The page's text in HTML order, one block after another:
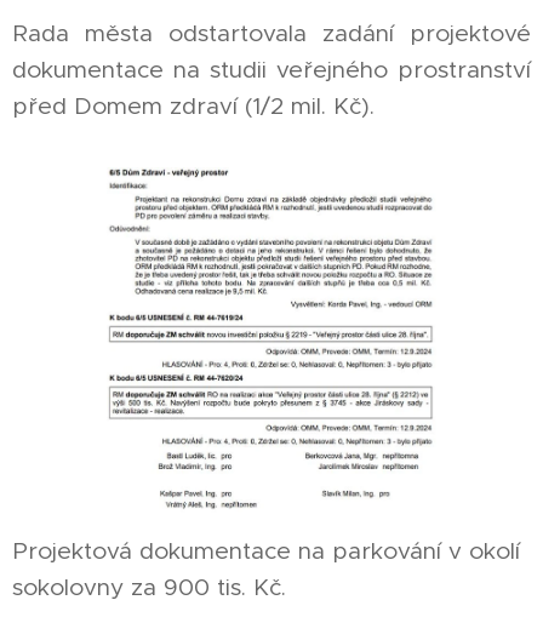
Rada města odstartovala zadání projektové
dokumentace na studii veřejného prostranství
před Domem zdraví (1/2 mil. Kč).
Projektová dokumentace na parkování v okolí
sokolovny za 900 tis. Kč.